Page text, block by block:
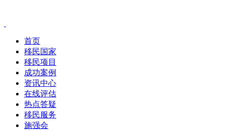
首页
移民国家
移民项目
成功案例
资讯中心
在线评估
热点答疑
移民服务
施强会